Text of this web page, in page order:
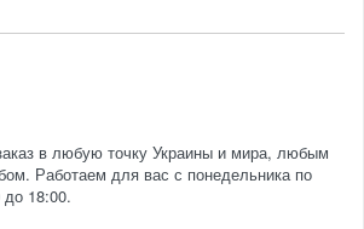
в любую точку Украины и мира, любым
Работаем для вас с понедельника по
до 18:00.